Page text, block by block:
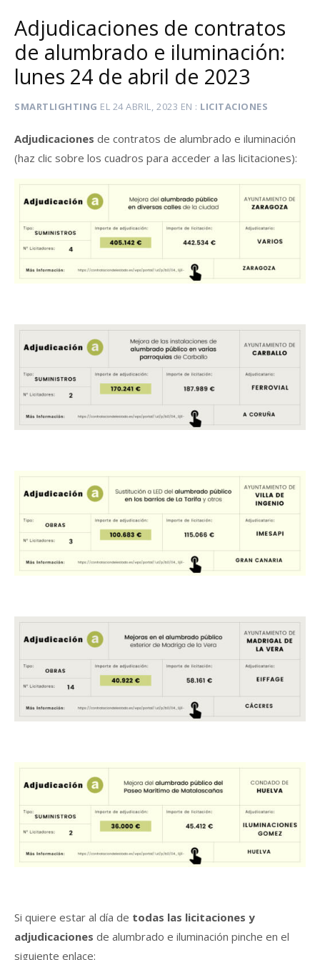
Adjudicaciones de contratos
de alumbrado e iluminación:
lunes 24 de abril de 2023
SMARTLIGHTING EL 24 ABRIL, 2023 EN LICITACIONES
Adjudicaciones de contratos de alumbrado e iluminación
(haz clic sobre los cuadros para acceder a las licitaciones):
Si quiere estar al día de todas las licitaciones y
adjudicaciones de alumbrado e iluminación pinche en el
siguiente enlace: